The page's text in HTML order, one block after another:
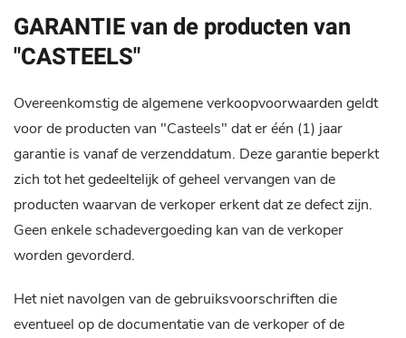
GARANTIE van de producten van
"CASTEELS"
Overeenkomstig de algemene verkoopvoorwaarden geldt
voor de producten van "Casteels" dat er één (1) jaar
garantie is vanaf de verzenddatum. Deze garantie beperkt
zich tot het gedeeltelijk of geheel vervangen van de
producten waarvan de verkoper erkent dat ze defect zijn.
Geen enkele schadevergoeding kan van de verkoper
worden gevorderd.
Het niet navolgen van de gebruiksvoorschriften die
eventueel op de documentatie van de verkoper of de